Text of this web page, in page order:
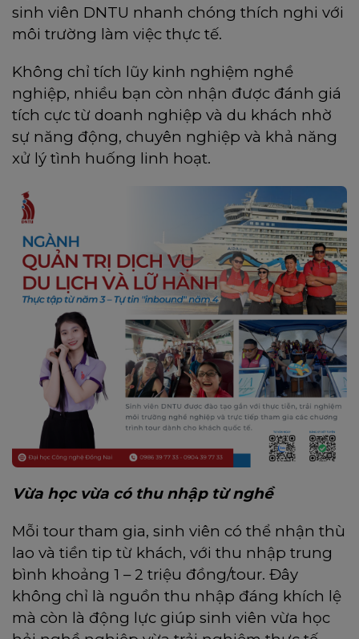
sinh viên DNTU nhanh chóng thích nghi với
môi trường làm việc thực tế.
Không chỉ tích lũy kinh nghiệm nghề
nghiệp, nhiều bạn còn nhận được đánh giá
tích cực từ doanh nghiệp và du khách nhờ
sự năng động, chuyên nghiệp và khả năng
xử lý tình huống linh hoạt.
Vừa học vừa có thu nhập từ nghề
Mỗi tour tham gia, sinh viên có thể nhận thù
lao và tiền tip từ khách, với thu nhập trung
bình khoảng 1 – 2 triệu đồng/tour. Đây
không chỉ là nguồn thu nhập đáng khích lệ
mà còn là động lực giúp sinh viên vừa học